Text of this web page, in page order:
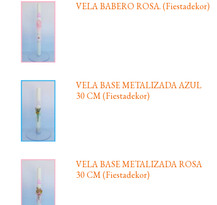
VELA BABERO ROSA. (Fiestadekor)
VELA BASE METALIZADA AZUL
30 CM (Fiestadekor)
VELA BASE METALIZADA ROSA
30 CM (Fiestadekor)